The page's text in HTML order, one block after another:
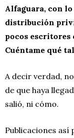
Alfaguara, con
distribución
pocos escritores
Cuéntame qué
A decir verdad,
de que haya
salió, ni cómo.
Publicaciones